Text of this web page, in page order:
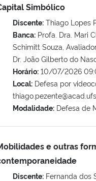
Simbólico
Discente:Thiago Lopes
Banca:Profa. Dra. Mari
Schimitt Souza,
Dr. João Gilberto do
Horário:10/07/2026
Local:Defesa por
Modalidade:Defesa de
e outras
Discente:Fernanda dos